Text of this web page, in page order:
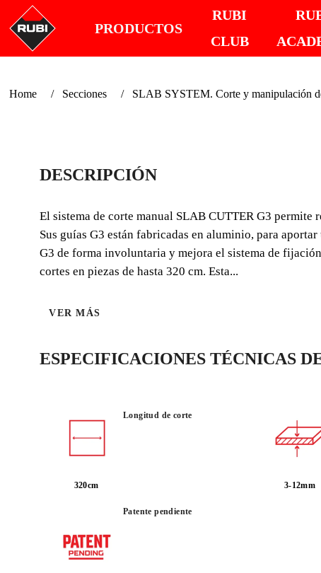
PRODUCTOS
RUBI
CLUB
Home Secciones SLAB SYSTEM. Corte y manipulación
DESCRIPCIÓN
El sistema de corte manual SLAB CUTTER G3
Sus guías G3 están fabricadas en aluminio, para
G3 de forma involuntaria y mejora el sistema de
cortes en piezas de hasta 320 cm. Esta...
VER MÁS
ESPECIFICACIONES TÉCNICAS
Longitud de corte
320cm 3-12mm
Patente pendiente